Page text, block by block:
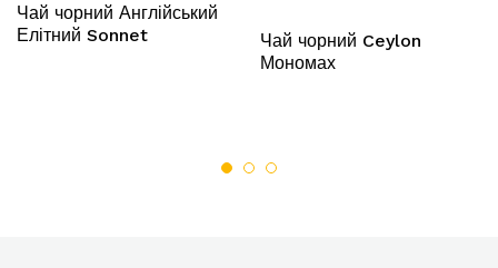
Чай чорний Англійський
Елітний Sonnet
Чай чорний Ceylon
Мономах